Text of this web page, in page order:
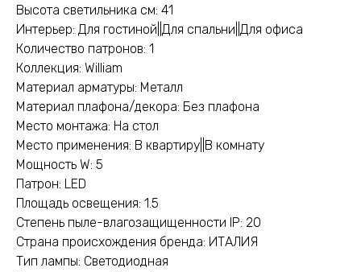
Высота светильника см: 41
Интерьер: Для гостиной||Для спальни||Для офиса
Количество патронов: 1
Коллекция: William
Материал арматуры: Металл
Материал плафона/декора: Без плафона
Место монтажа: На стол
Место применения: В квартиру||В комнату
Мощность W: 5
Патрон: LED
Площадь освещения: 1.5
Степень пыле-влагозащищенности IP: 20
Страна происхождения бренда: ИТАЛИЯ
Тип лампы: Светодиодная